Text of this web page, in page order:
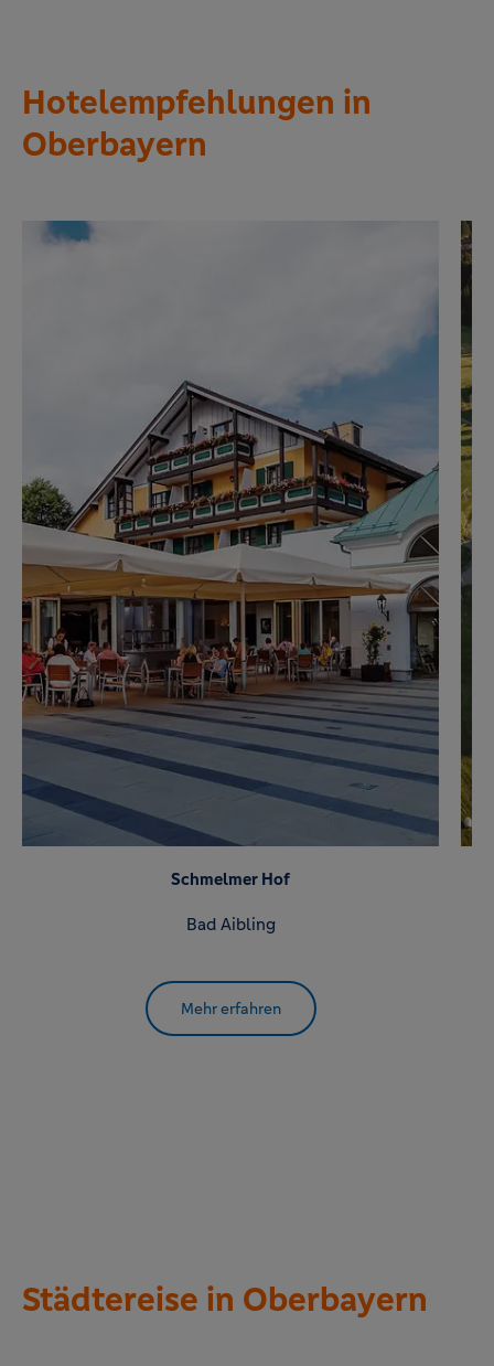
Hotelempfehlungen in
Oberbayern
Schmelmer Hof
Bad Aibling
Mehr erfahren
Städtereise in Oberbayern